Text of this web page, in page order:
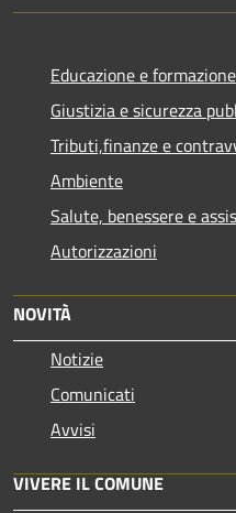
Educazione e formazione
Giustizia e sicurezza
Tributi,finanze e
Ambiente
Salute, benessere e
Autorizzazioni
NOVITÀ
Notizie
Comunicati
Avvisi
VIVERE IL COMUNE